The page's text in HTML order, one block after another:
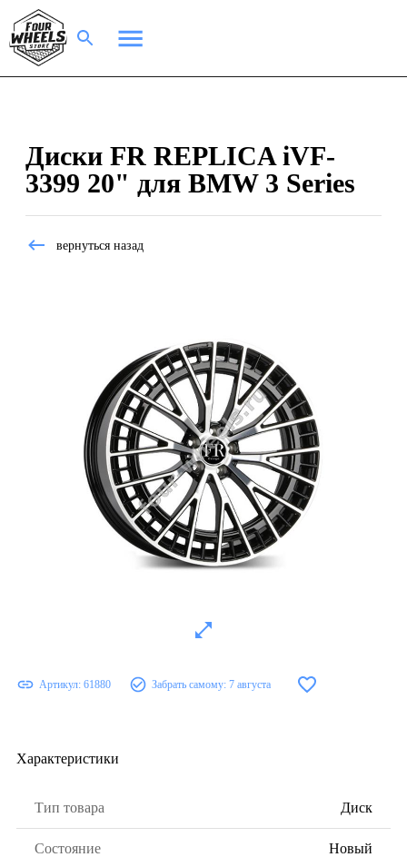
Диски FR REPLICA iVF-
3399 20" для BMW 3 Series
вернуться назад
Артикул: 61880 Забрать самому: 7 августа
Характеристики
Тип товара Диск
Состояние Новый